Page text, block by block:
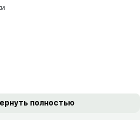
полностью